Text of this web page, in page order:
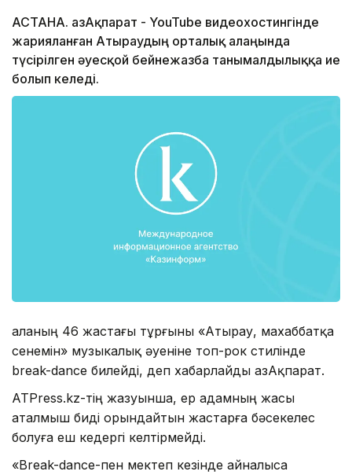
АСТАНА. ҚазАқпарат - YouTube видеохостингінде
жарияланған Атыраудың орталық алаңында
түсірілген әуесқой бейнежазба танымалдылыққа ие
болып келеді.
Қаланың 46 жастағы тұрғыны «Атырау, махаббатқа
сенемін» музыкалық әуеніне топ-рок стилінде
break-dance билейді, деп хабарлайды ҚазАқпарат.
ATPress.kz-тің жазуынша, ер адамның жасы
аталмыш биді орындайтын жастарға бәсекелес
болуға еш кедергі келтірмейді.
«Вreak-dance-пен мектеп кезінде айналыса